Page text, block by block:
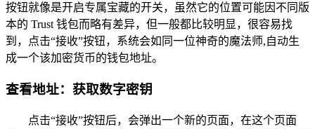
按钮就像是开启专属宝藏的开关，虽然它的位置可能因不同版
本的 Trust 钱包而略有差异，但一般都比较明显，很容易找
到，点击“接收”按钮，系统会如同一位神奇的魔法师,自动生
成一个该加密货币的钱包地址。
查看地址：获取数字密钥
点击“接收”按钮后，会弹出一个新的页面，在这个页面